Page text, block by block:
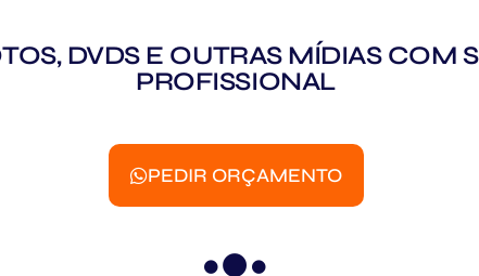
DVDS E OUTRAS MÍDIAS COM
PROFISSIONAL
PEDIR ORÇAMENTO